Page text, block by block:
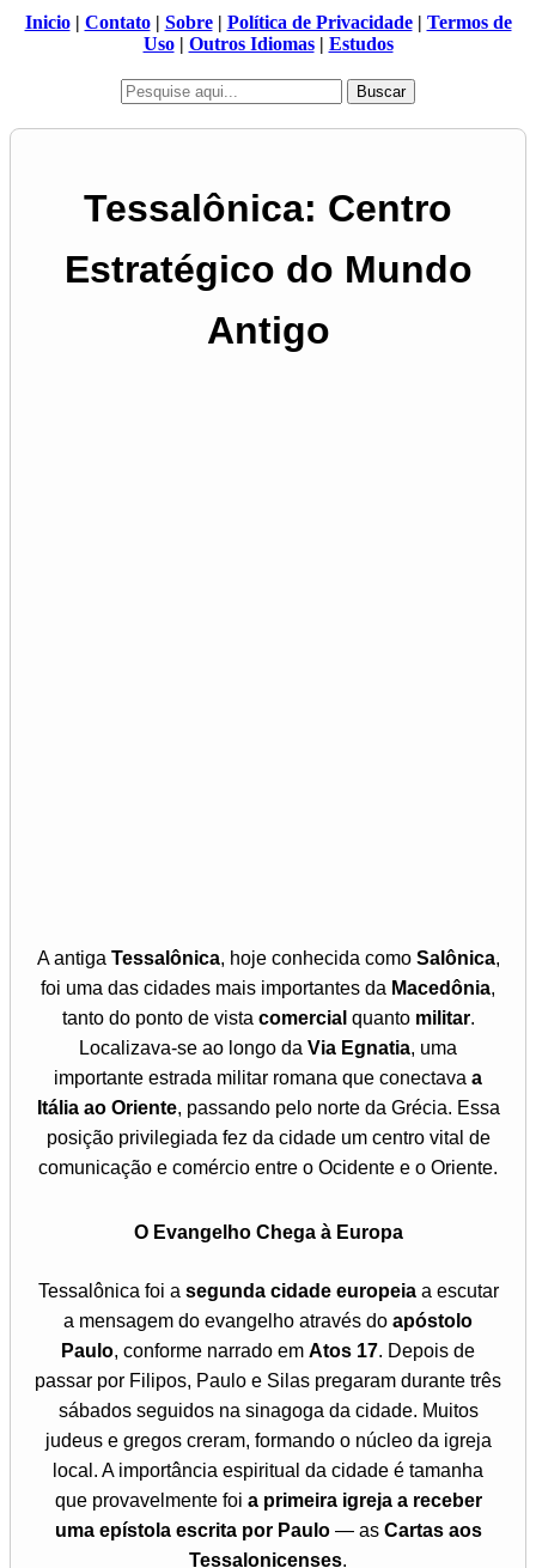
Inicio| Contato| Sobre| Política de Privacidade| Termos de
Uso| Outros Idiomas| Estudos
Buscar
Tessalônica: Centro
Estratégico do Mundo
Antigo
A antiga Tessalônica, hoje conhecida como Salônica,
foi uma das cidades mais importantes da Macedônia,
tanto do ponto de vista comercial quanto militar.
Localizava-se ao longo da Via Egnatia, uma
importante estrada militar romana que conectava a
Itália ao Oriente, passando pelo norte da Grécia. Essa
posição privilegiada fez da cidade um centro vital de
comunicação e comércio entre o Ocidente e o Oriente.
O Evangelho Chega à Europa
Tessalônica foi a segunda cidade europeiaa escutar
a mensagem do evangelho através do apóstolo
Paulo, conforme narrado em Atos 17. Depois de
passar por Filipos, Paulo e Silas pregaram durante três
sábados seguidos na sinagoga da cidade. Muitos
judeus e gregos creram, formando o núcleo da igreja
local. A importância espiritual da cidade é tamanha
que provavelmente foi a primeira igreja a receber
uma epístola escrita por Paulo— as Cartas aos
Tessalonicenses.